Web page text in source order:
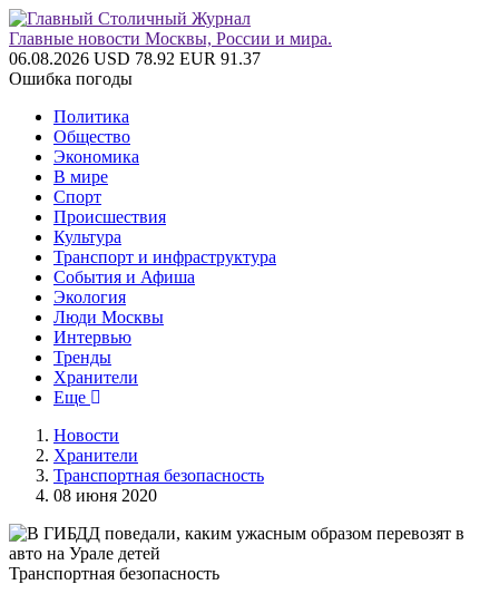
Главные новости Москвы, России и мира.
06.08.2026 USD 78.92 EUR 91.37
Ошибка погоды
Политика
Общество
Экономика
В мире
Спорт
Происшествия
Культура
Транспорт и инфраструктура
События и Афиша
Экология
Люди Москвы
Интервью
Тренды
Хранители
Еще
Новости
Хранители
Транспортная безопасность
08 июня 2020
Транспортная безопасность